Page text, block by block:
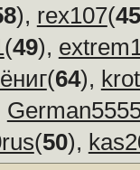
), rex107(45
(49),
(64),
(50),